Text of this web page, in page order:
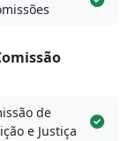
de
e Justiça